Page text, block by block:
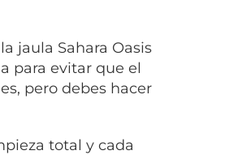
jaula Sahara Oasis
para evitar que el
pero debes hacer
total y cada